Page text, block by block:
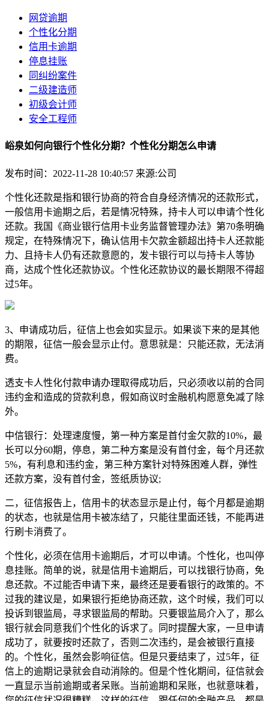
网贷逾期
个性化分期
信用卡逾期
停息挂账
同纠纷案件
二级建造师
初级会计师
安全工程师
峪泉如何向银行个性化分期？个性化分期怎么申请
发布时间：2022-11-28 10:40:57 来源:公司
个性化还款是指和银行协商的符合自身经济情况的还款形式，
一般信用卡逾期之后，若是情况特殊，持卡人可以申请个性化
还款。我国《商业银行信用卡业务监督管理办法》第70条明确
规定，在特殊情况下，确认信用卡欠款金额超出持卡人还款能
力、且持卡人仍有还款意愿的，发卡银行可以与持卡人等协
商，达成个性化还款协议。个性化还款协议的最长期限不得超
过5年。
3、申请成功后，征信上也会如实显示。如果谈下来的是其他
的期限，征信一般会显示止付。意思就是：只能还款，无法消
费。
透支卡人性化付款申请办理取得成功后，只必须收以前的合同
违约金和造成的贷款利息，假如商议时金融机构愿意免减了除
外。
中信银行：处理速度慢，第一种方案是首付金欠款的10%，最
长可以分60期，停息，第二种方案是没有首付金，每个月还款
5%，有利息和违约金，第三种方案针对特殊困难人群，弹性
还款方案，没有首付金，签纸质协议;
二，征信报告上，信用卡的状态显示是止付，每个月都是逾期
的状态，也就是信用卡被冻结了，只能往里面还钱，不能再进
行刷卡消费了。
个性化，必须在信用卡逾期后，才可以申请。个性化，也叫停
息挂账。简单的说，就是信用卡逾期后，可以找银行协商，免
息还款。不过能否申请下来，最终还是要看银行的政策的。不
过我的建议是，如果银行拒绝协商还款，这个时候，我们可以
投诉到银监局，寻求银监局的帮助。只要银监局介入了，那么
银行就会同意我们个性化的诉求了。同时提醒大家，一旦申请
成功了，就要按时还款了，否则二次违约，是会被银行直接
的。个性化，虽然会影响征信。但是只要结束了，过5年，征
信上的逾期记录就会自动消除的。但是个性化期间，征信就会
一直显示当前逾期或者呆账。当前逾期和呆账，也就意味着，